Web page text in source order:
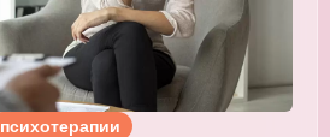
психотерапии